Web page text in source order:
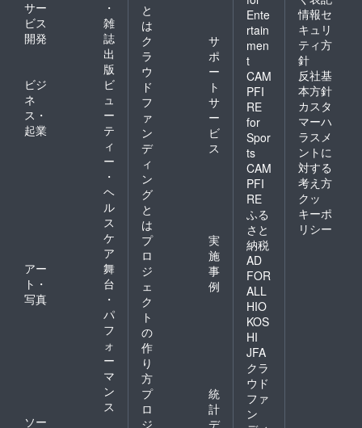
ストに
対応い
たしま
す。 リ
クエス
トがあ
る場合
は備考
欄にて
お知ら
せくだ
さい。
（セリ
フ本文
100文字
以内）
※リクエ
ストの
ちゃん
からの
お礼ボ
イス
（リク
エスト
可）
倉ゅ
い」様
に生声
で収録
してい
ただく
お礼ボ
イスで
す。 お
名前の
ちゃ
ん」の
イラス
ト及
び、CV
ご担当
声優
「彩夢
ひな」
様のサ
インが
入った
色紙で
す。
（イラ
スト担
当：c.
ぱふぇ
記載し
た感謝
状をお
送りい
たしま
す。 記
載をご
希望さ
れるお
名前を
備考欄
にご記
入くだ
さい。
■山田
じぇみ
子様サ
イン入
ワちゃ
ん」の
SDイラ
ストが
描かれ
たアク
リル
キーホ
ルダー
です。
（イラ
スト担
当：二
股試験
管様）
■感謝状
（お名
サー
ビス
開発
・
雑
誌
出
版
ビジ
ネ
ス・
起業
ビ
ュ
ー
テ
ィ
ー
・
ヘ
ル
ス
ケ
ア
アー
ト・
写真
舞
台
・
パ
フ
ォ
ー
マ
ン
ス
ソー
と
は
ク
ラ
ウ
ド
フ
ァ
ン
デ
ィ
ン
グ
と
は
サ
ポ
ー
ト
サ
ー
ビ
ス
プ
ロ
ジ
ェ
ク
ト
の
作
り
方
実
施
事
例
プ
ロ
ジ
統
計
デ
Ente
rtain
men
t
CAM
PFI
RE
for
Spor
ts
CAM
PFI
RE
ふる
さと
納税
AD
FOR
ALL
HIO
KOS
HI
JFA
クラ
ウド
ファ
ン
情報セ
キュリ
ティ方
針
反社基
本方針
カスタ
マーハ
ラスメ
ントに
対する
考え方
クッ
キーポ
リシー